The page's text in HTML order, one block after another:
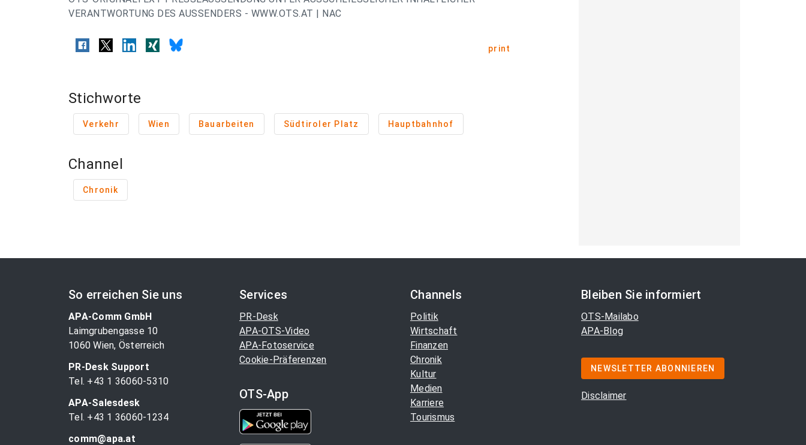
VERANTWORTUNG DES AUSSENDERS - WWW.OTS.AT | NAC
print
Stichworte
Verkehr Wien Bauarbeiten Südtiroler Platz Hauptbahnhof
Channel
Chronik
So erreichen Sie uns
APA-Comm GmbH
Laimgrubengasse 10
1060 Wien, Österreich
PR-Desk Support
Tel. +43 1 36060-5310
APA-Salesdesk
Tel. +43 1 36060-1234
comm@apa.at
Services
PR-Desk
APA-OTS-Video
APA-Fotoservice
Cookie-Präferenzen
OTS-App
Channels
Politik
Wirtschaft
Finanzen
Chronik
Kultur
Medien
Karriere
Tourismus
Bleiben Sie informiert
OTS-Mailabo
APA-Blog
NEWSLETTER ABONNIEREN
Disclaimer